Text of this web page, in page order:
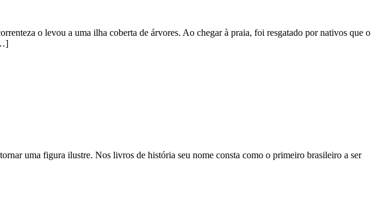
o levou a uma ilha coberta de árvores. Ao chegar à praia, foi resgatado por nativos que o
uma figura ilustre. Nos livros de história seu nome consta como o primeiro brasileiro a ser